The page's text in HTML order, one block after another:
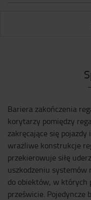
Bariera zakończenia
korytarzy pomiędzy
zakręcające się
wrażliwe konstrukcje
przekierowuje siłę
uszkodzeniu systemów
do obiektów, w których
prześwicie. Pojedyncze